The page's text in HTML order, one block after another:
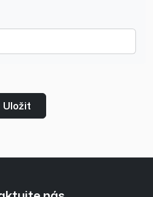
Uložit